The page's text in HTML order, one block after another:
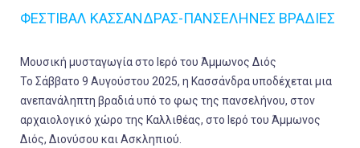
ΦΕΣΤΙΒΑΛ ΚΑΣΣΑΝΔΡΑΣ-ΠΑΝΣΕΛΗΝΕΣ ΒΡΑΔΙΕΣ
Μουσική μυσταγωγία στο Ιερό του Άμμωνος Διός
Το Σάββατο 9 Αυγούστου 2025, η Κασσάνδρα υποδέχεται μια
ανεπανάληπτη βραδιά υπό το φως της πανσελήνου, στον
αρχαιολογικό χώρο της Καλλιθέας, στο Ιερό του Άμμωνος
Διός, Διονύσου και Ασκληπιού.